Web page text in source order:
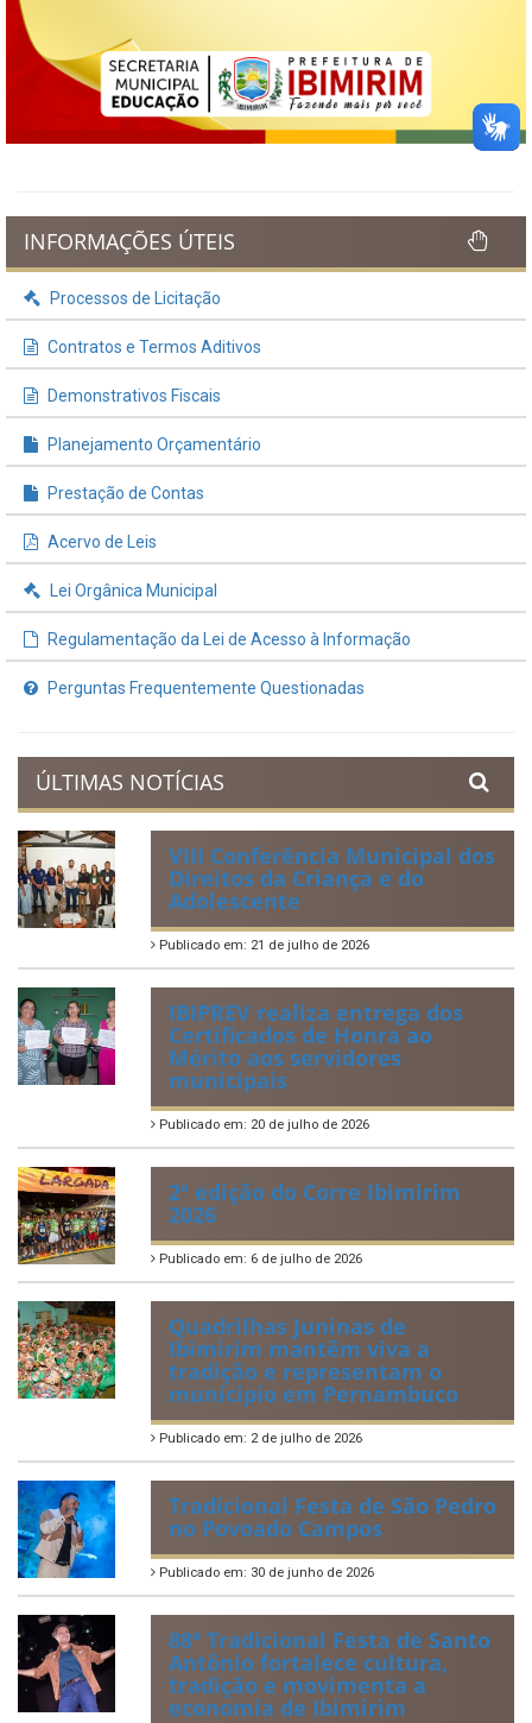
INFORMAÇÕES ÚTEIS
Processos de Licitação
Contratos e Termos Aditivos
Demonstrativos Fiscais
Planejamento Orçamentário
Prestação de Contas
Acervo de Leis
Lei Orgânica Municipal
Regulamentação da Lei de Acesso à Informação
Perguntas Frequentemente Questionadas
ÚLTIMAS NOTÍCIAS
VIII Conferência Municipal dos
Direitos da Criança e do
Adolescente
Publicado em: 21 de julho de 2026
IBIPREV realiza entrega dos
Certificados de Honra ao
Mérito aos servidores
municipais
Publicado em: 20 de julho de 2026
2ª edição do Corre Ibimirim
2026
Publicado em: 6 de julho de 2026
Quadrilhas Juninas de
Ibimirim mantêm viva a
tradição e representam o
munícipio em Pernambuco
Publicado em: 2 de julho de 2026
Tradicional Festa de São Pedro
no Povoado Campos
Publicado em: 30 de junho de 2026
88ª Tradicional Festa de Santo
Antônio fortalece cultura,
tradição e movimenta a
economia de Ibimirim